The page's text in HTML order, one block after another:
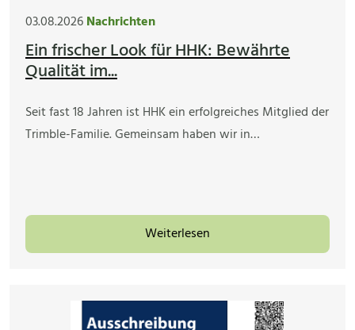
03.08.2026Nachrichten
Ein frischer Look für HHK: Bewährte
Qualität im...
Seit fast 18 Jahren ist HHK ein erfolgreiches Mitglied der
Trimble-Familie. Gemeinsam haben wir in…
Weiterlesen